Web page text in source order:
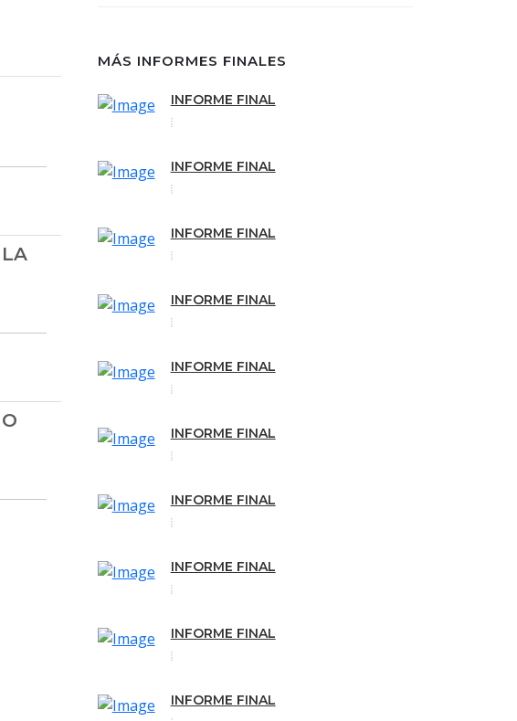
MÁS INFORMES FINALES
INFORME FINAL
INFORME FINAL
INFORME FINAL
INFORME FINAL
INFORME FINAL
INFORME FINAL
INFORME FINAL
INFORME FINAL
INFORME FINAL
INFORME FINAL